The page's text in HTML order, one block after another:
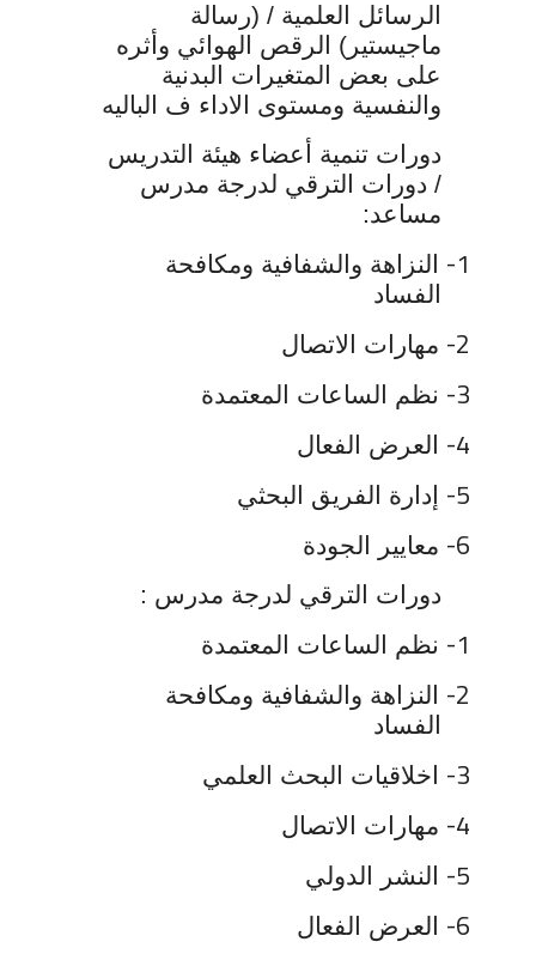
الرسائل العلمية / (رسالة
ماجيستير) الرقص الهوائي وأثره
على بعض المتغيرات البدنية
والنفسية ومستوى الاداء ف الباليه
دورات تنمية أعضاء هيئة التدريس
/ دورات الترقي لدرجة مدرس
مساعد:
1-
النزاهة والشفافية ومكافحة
الفساد
2- مهارات الاتصال
3- نظم الساعات المعتمدة
4- العرض الفعال
5- إدارة الفريق البحثي
6-
معايير الجودة
دورات الترقي لدرجة مدرس :
1- نظم الساعات المعتمدة
2-
النزاهة والشفافية ومكافحة
الفساد
3- اخلاقيات البحث العلمي
4- مهارات الاتصال
5- النشر الدولي
6-
العرض الفعال